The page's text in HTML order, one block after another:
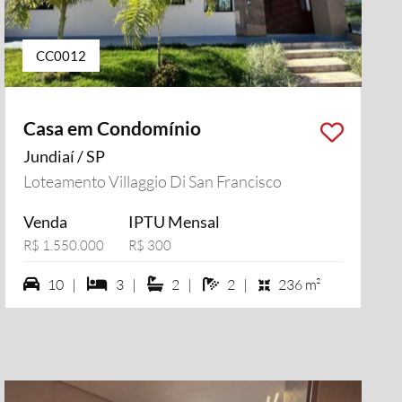
CC0012
Casa em Condomínio
Jundiaí / SP
Loteamento Villaggio Di San Francisco
Venda
R$ 1.550.000
IPTU Mensal
R$ 300
10 vagas na garagem
10 | 3 dormiórios
3 | 2 suítes
2 | 2 banheiros
2 | 236 m²